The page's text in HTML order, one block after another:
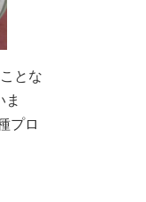
とな
ま
プロ